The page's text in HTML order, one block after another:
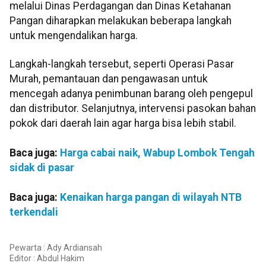
melalui Dinas Perdagangan dan Dinas Ketahanan
Pangan diharapkan melakukan beberapa langkah
untuk mengendalikan harga.
Langkah-langkah tersebut, seperti Operasi Pasar
Murah, pemantauan dan pengawasan untuk
mencegah adanya penimbunan barang oleh pengepul
dan distributor. Selanjutnya, intervensi pasokan bahan
pokok dari daerah lain agar harga bisa lebih stabil.
Baca juga: Harga cabai naik, Wabup Lombok Tengah
sidak di pasar
Baca juga: Kenaikan harga pangan di wilayah NTB
terkendali
Pewarta : Ady Ardiansah
Editor : Abdul Hakim